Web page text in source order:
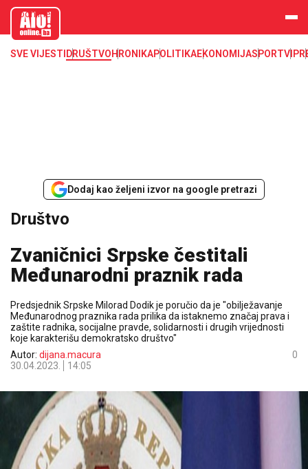
aloonline.b
SVE VIJESTI DRUŠTVOHRONIKAPOLITIKAEKONOMIJASPORTVIP
Dodaj kao željeni izvor na google pretrazi
Društvo
Zvaničnici Srpske čestitali
Međunarodni praznik rada
Predsjednik Srpske Milorad Dodik je poručio da je "obilježavanje
Međunarodnog praznika rada prilika da istaknemo značaj prava i
zaštite radnika, socijalne pravde, solidarnosti i drugih vrijednosti
koje karakterišu demokratsko društvo"
Autor: dijana.macura
30.04.2023.
14:05
0